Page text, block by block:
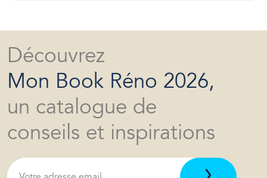
Découvrez
Mon Book Réno 2026,
un catalogue de
conseils et inspirations